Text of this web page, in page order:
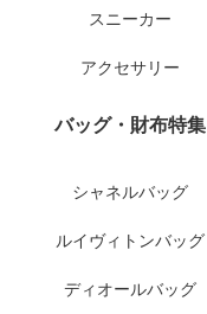
スニーカー
アクセサリー
バッグ・財布特集
シャネルバッグ
ルイヴィトンバッグ
ディオールバッグ